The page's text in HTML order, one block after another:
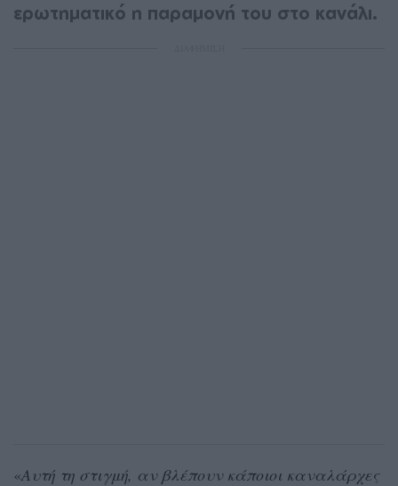
ερωτηματικό η παραμονή του στο κανάλι.
«Αυτή τη στιγμή, αν βλέπουν κάποιοι καναλάρχες